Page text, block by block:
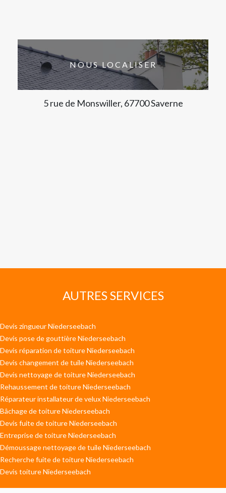
NOUS LOCALISER
5 rue de Monswiller, 67700 Saverne
AUTRES SERVICES
Devis zingueur Niederseebach
Devis pose de gouttière Niederseebach
Devis réparation de toiture Niederseebach
Devis changement de tuile Niederseebach
Devis nettoyage de toiture Niederseebach
Rehaussement de toiture Niederseebach
Réparateur installateur de velux Niederseebach
Bâchage de toiture Niederseebach
Devis fuite de toiture Niederseebach
Entreprise de toiture Niederseebach
Démoussage nettoyage de tuile Niederseebach
Recherche fuite de toiture Niederseebach
Devis toiture Niederseebach